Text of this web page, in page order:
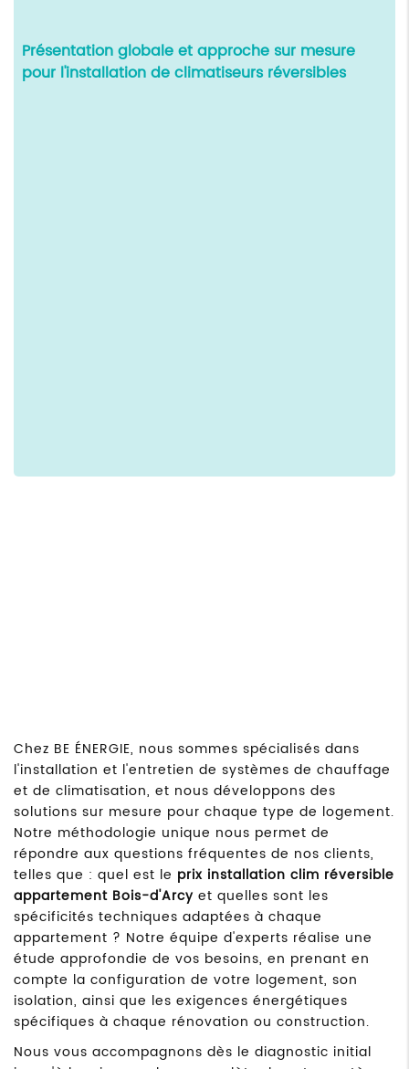
Présentation globale et approche sur mesure
pour l'installation de climatiseurs réversibles
Chez BE ÉNERGIE, nous sommes spécialisés dans
l'installation et l'entretien de systèmes de chauffage
et de climatisation, et nous développons des
solutions sur mesure pour chaque type de logement.
Notre méthodologie unique nous permet de
répondre aux questions fréquentes de nos clients,
telles que : quel est le prix installation clim réversible
appartement Bois-d'Arcy et quelles sont les
spécificités techniques adaptées à chaque
appartement ? Notre équipe d'experts réalise une
étude approfondie de vos besoins, en prenant en
compte la configuration de votre logement, son
isolation, ainsi que les exigences énergétiques
spécifiques à chaque rénovation ou construction.
Nous vous accompagnons dès le diagnostic initial